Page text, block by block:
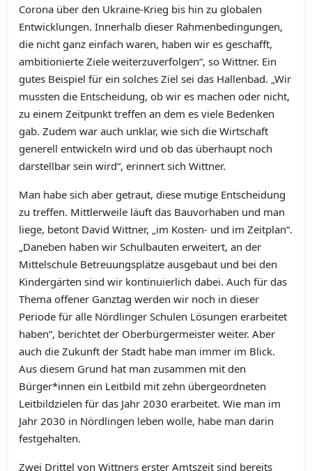
Corona über den Ukraine-Krieg bis hin zu globalen
Entwicklungen. Innerhalb dieser Rahmenbedingungen,
die nicht ganz einfach waren, haben wir es geschafft,
ambitionierte Ziele weiterzuverfolgen“, so Wittner. Ein
gutes Beispiel für ein solches Ziel sei das Hallenbad. „Wir
mussten die Entscheidung, ob wir es machen oder nicht,
zu einem Zeitpunkt treffen an dem es viele Bedenken
gab. Zudem war auch unklar, wie sich die Wirtschaft
generell entwickeln wird und ob das überhaupt noch
darstellbar sein wird“, erinnert sich Wittner.
Man habe sich aber getraut, diese mutige Entscheidung
zu treffen. Mittlerweile läuft das Bauvorhaben und man
liege, betont David Wittner, „im Kosten- und im Zeitplan“.
„Daneben haben wir Schulbauten erweitert, an der
Mittelschule Betreuungsplätze ausgebaut und bei den
Kindergärten sind wir kontinuierlich dabei. Auch für das
Thema offener Ganztag werden wir noch in dieser
Periode für alle Nördlinger Schulen Lösungen erarbeitet
haben“, berichtet der Oberbürgermeister weiter. Aber
auch die Zukunft der Stadt habe man immer im Blick.
Aus diesem Grund hat man zusammen mit den
Bürger*innen ein Leitbild mit zehn übergeordneten
Leitbildzielen für das Jahr 2030 erarbeitet. Wie man im
Jahr 2030 in Nördlingen leben wolle, habe man darin
festgehalten.
Zwei Drittel von Wittners erster Amtszeit sind bereits